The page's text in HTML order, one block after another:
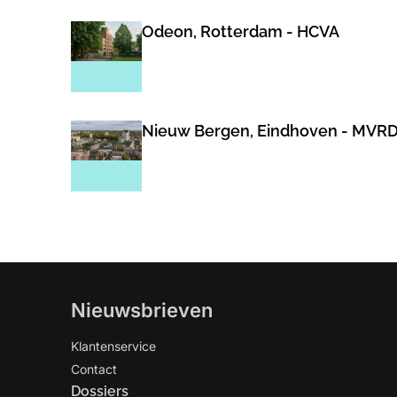
Odeon, Rotterdam - HCVA
Nieuw Bergen, Eindhoven -
Nieuwsbrieven
Klantenservice
Contact
Dossiers